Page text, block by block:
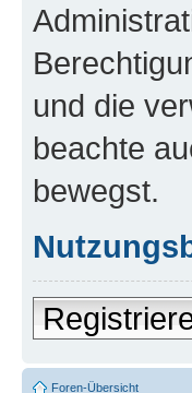
und die
beachte
bewegst.
Foren-Übersicht